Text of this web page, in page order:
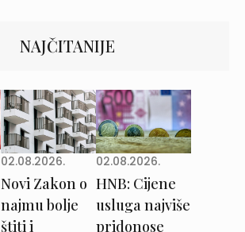
NAJČITANIJE
02.08.2026.
Novi Zakon o
najmu bolje
štiti i
02.08.2026.
HNB: Cijene
usluga najviše
pridonose